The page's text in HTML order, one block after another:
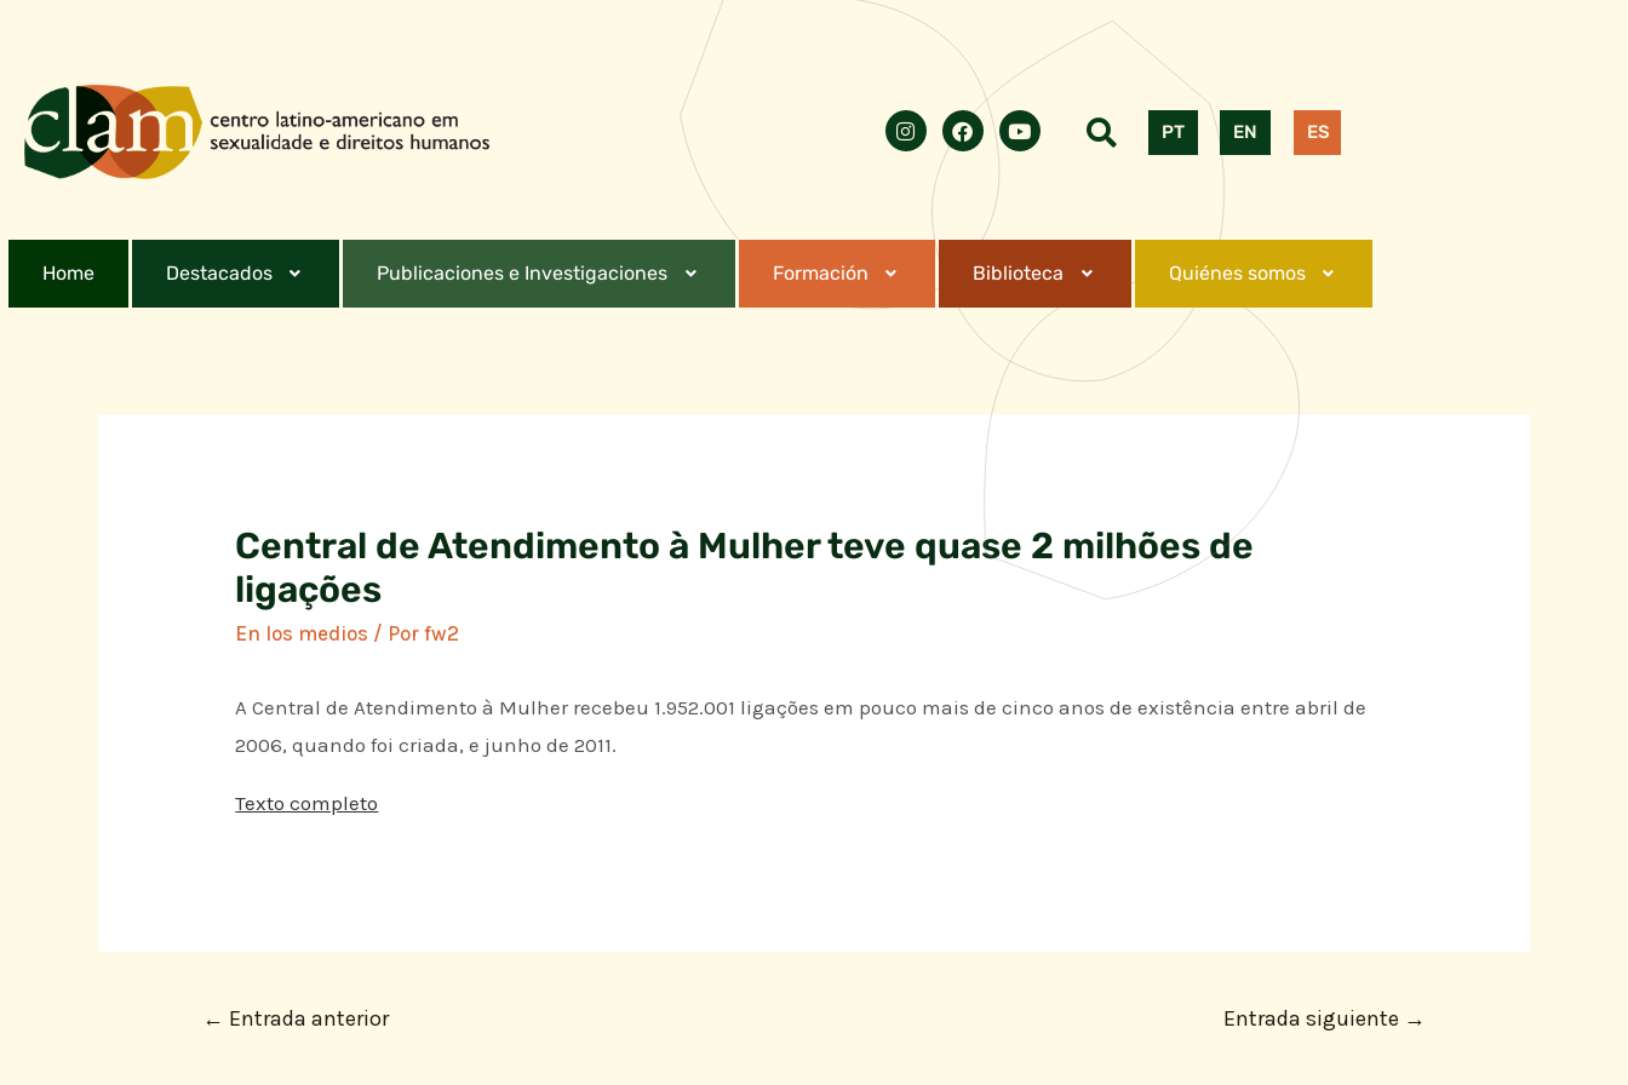
PT EN ES
Home Destacados Publicaciones e Investigaciones Formación Biblioteca Quiénes somos
Central de Atendimento à Mulher teve quase 2 milhões de
ligações
En los medios / Porfw2
A Central de Atendimento à Mulher recebeu 1.952.001 ligações em pouco mais de cinco anos de existência entre abril de
2006, quando foi criada, e junho de 2011.
Texto completo
← Entrada anterior Entrada siguiente →